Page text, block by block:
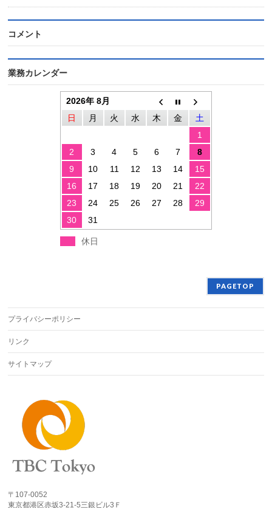
コメント
業務カレンダー
2026年 8月
日
月 火 水 木 金
土
1
2
3 4 5 6 7
8
9
10 11 12 13 14
15
16
17 18 19 20 21
22
23
24 25 26 27 28
29
30
31
休日
PAGETOP
プライバシーポリシー
リンク
サイトマップ
〒107-0052
東京都港区赤坂3-21-5三銀ビル3Ｆ